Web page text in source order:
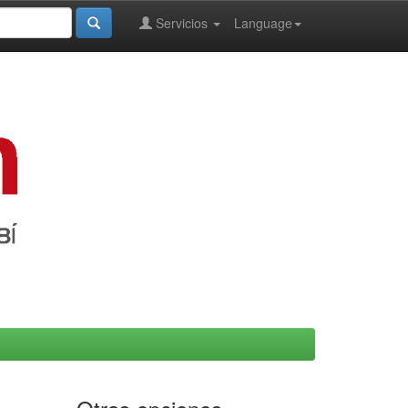
Language
Servicios